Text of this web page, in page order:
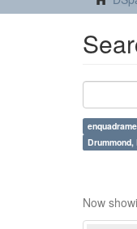
Drummond,
Now